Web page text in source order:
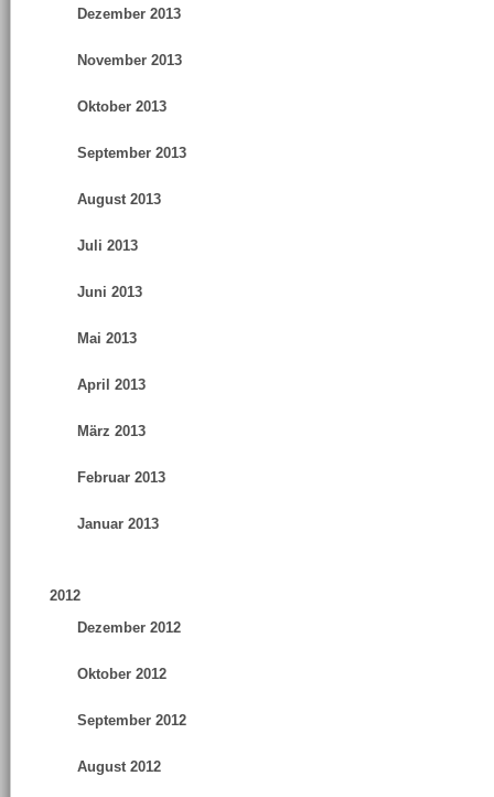
Dezember 2013
November 2013
Oktober 2013
September 2013
August 2013
Juli 2013
Juni 2013
Mai 2013
April 2013
März 2013
Februar 2013
Januar 2013
2012
Dezember 2012
Oktober 2012
September 2012
August 2012